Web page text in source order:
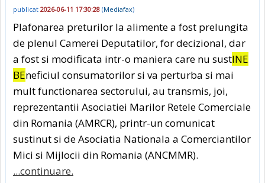
publicat 2026-06-11 17:30:28 (Mediafax)
Plafonarea preturilor la alimente a fost prelungita
de plenul Camerei Deputatilor, for decizional, dar
a fost si modificata intr-o maniera care nu sustINE
BEneficiul consumatorilor si va perturba si mai
mult functionarea sectorului, au transmis, joi,
reprezentantii Asociatiei Marilor Retele Comerciale
din Romania (AMRCR), printr-un comunicat
sustinut si de Asociatia Nationala a Comerciantilor
Mici si Mijlocii din Romania (ANCMMR).
...continuare.